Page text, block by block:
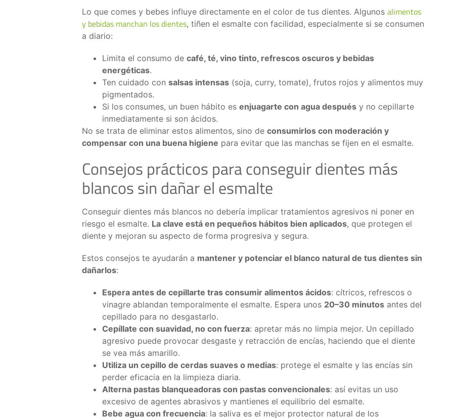
Lo que comes y bebes influye directamente en el color de tus dientes. Algunos alimentos
y bebidas manchan los dientes, tiñen el esmalte con facilidad, especialmente si se consumen
a diario:
Limita el consumo de café, té, vino tinto, refrescos oscuros y bebidas
energéticas.
Ten cuidado con salsas intensas (soja, curry, tomate), frutos rojos y alimentos muy
pigmentados.
Si los consumes, un buen hábito es enjuagarte con agua después y no cepillarte
inmediatamente si son ácidos.
No se trata de eliminar estos alimentos, sino de consumirlos con moderación y
compensar con una buena higiene para evitar que las manchas se fijen en el esmalte.
Consejos prácticos para conseguir dientes más
blancos sin dañar el esmalte
Conseguir dientes más blancos no debería implicar tratamientos agresivos ni poner en
riesgo el esmalte. La clave está en pequeños hábitos bien aplicados, que protegen el
diente y mejoran su aspecto de forma progresiva y segura.
Estos consejos te ayudarán a mantener y potenciar el blanco natural de tus dientes sin
dañarlos:
Espera antes de cepillarte tras consumir alimentos ácidos: cítricos, refrescos o
vinagre ablandan temporalmente el esmalte. Espera unos 20–30 minutos antes del
cepillado para no desgastarlo.
Cepíllate con suavidad, no con fuerza: apretar más no limpia mejor. Un cepillado
agresivo puede provocar desgaste y retracción de encías, haciendo que el diente
se vea más amarillo.
Utiliza un cepillo de cerdas suaves o medias: protege el esmalte y las encías sin
perder eficacia en la limpieza diaria.
Alterna pastas blanqueadoras con pastas convencionales: así evitas un uso
excesivo de agentes abrasivos y mantienes el equilibrio del esmalte.
Bebe agua con frecuencia: la saliva es el mejor protector natural de los